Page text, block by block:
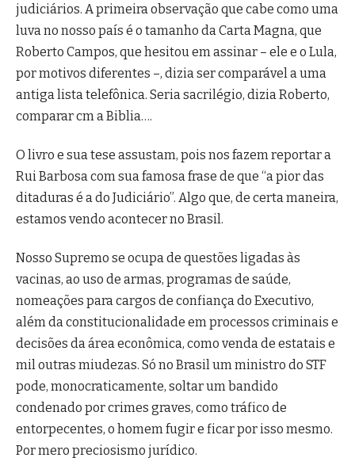
judiciários. A primeira observação que cabe como uma
luva no nosso país é o tamanho da Carta Magna, que
Roberto Campos, que hesitou em assinar – ele e o Lula,
por motivos diferentes –, dizia ser comparável a uma
antiga lista telefônica. Seria sacrilégio, dizia Roberto,
comparar cm a Biblia….
O livro e sua tese assustam, pois nos fazem reportar a
Rui Barbosa com sua famosa frase de que “a pior das
ditaduras é a do Judiciário”. Algo que, de certa maneira,
estamos vendo acontecer no Brasil.
Nosso Supremo se ocupa de questões ligadas às
vacinas, ao uso de armas, programas de saúde,
nomeações para cargos de confiança do Executivo,
além da constitucionalidade em processos criminais e
decisões da área econômica, como venda de estatais e
mil outras miudezas. Só no Brasil um ministro do STF
pode, monocraticamente, soltar um bandido
condenado por crimes graves, como tráfico de
entorpecentes, o homem fugir e ficar por isso mesmo.
Por mero preciosismo jurídico.